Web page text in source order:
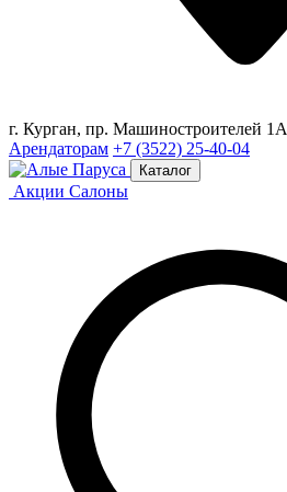
г. Курган, пр. Машиностроителей 1А
Арендаторам +7 (3522) 25-40-04
Каталог
Акции Салоны